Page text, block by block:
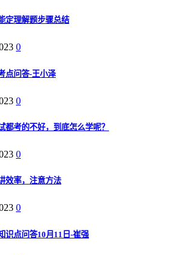
定理解题步骤总结
0
点问答-王小泽
0
都考的不好，到底怎么学呢？
0
效率，注意方法
0
识点问答10月11日-崔强